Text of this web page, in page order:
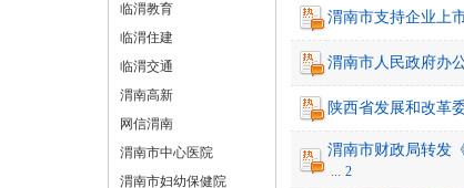
临渭教育
临渭住建
临渭交通
渭南高新
网信渭南
渭南市中心医院
渭南市妇幼保健院
渭南市支持企业上
渭南市人民政府办
陕西省发展和改革
渭南市财政局转发
... 2